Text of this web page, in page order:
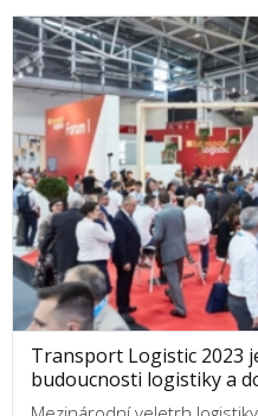
Transport Logistic 2023
budoucnosti logistiky a